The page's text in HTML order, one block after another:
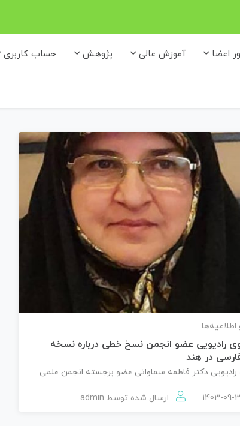
اعضا آموزش عالی پژوهش حساب کاربری
اطلاعیه‌ها
رادیویی عضو انجمن نسخ خطی درباره نسخه
در هند
رادیویی دکتر فاطمه سماواتی عضو برجسته انجمن علمی
ارسال شده توسط admin